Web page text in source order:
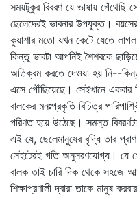
সময়টুকুর বিবরণ যে ভাষায়
ছেলেদেরই ভাবনার উপযুক্ত। বয়সের
কুয়াশার মতো যখন কেটে যেতে লাগল
কিন্তু ভাবটা আপনিই শৈশবকে
অতিক্রম করতে দেওয়া হয় নি--
এসে পৌঁছিয়েছে। সেইখানে একবার
বালকের মনঃপ্রকৃতি বিচিত্র
পরিণত হয়ে উঠেছে। সমস্ত
এই যে, ছেলেমানুষের বৃদ্ধি তার
সেইটেরই গতি অনুসরণযোগ্য। যে
বালক তাই চারি দিক থেকে সহজে
শিক্ষাপ্রণালী দ্বারা তাকে মানুষ